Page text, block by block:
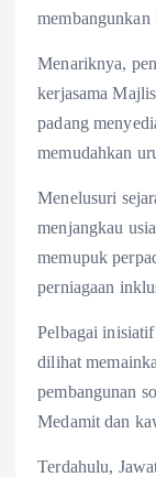
membangunkan
Menariknya,
kerjasama
padang
memudahkan
Menelusuri
menjangkau
memupuk
perniagaan
Pelbagai
dilihat
pembangunan
Medamit dan
Terdahulu,